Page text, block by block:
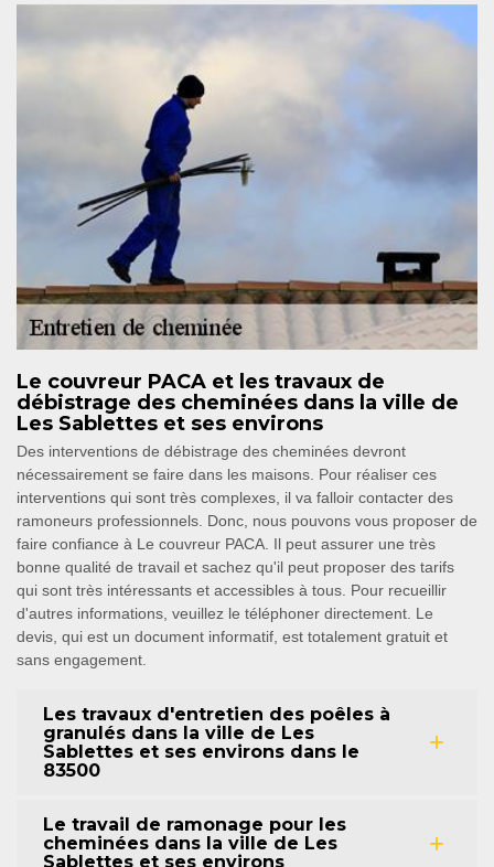
Le couvreur PACA et les travaux de
débistrage des cheminées dans la ville de
Les Sablettes et ses environs
Des interventions de débistrage des cheminées devront
nécessairement se faire dans les maisons. Pour réaliser ces
interventions qui sont très complexes, il va falloir contacter des
ramoneurs professionnels. Donc, nous pouvons vous proposer de
faire confiance à Le couvreur PACA. Il peut assurer une très
bonne qualité de travail et sachez qu'il peut proposer des tarifs
qui sont très intéressants et accessibles à tous. Pour recueillir
d'autres informations, veuillez le téléphoner directement. Le
devis, qui est un document informatif, est totalement gratuit et
sans engagement.
Les travaux d'entretien des poêles à
granulés dans la ville de Les
Sablettes et ses environs dans le
83500
Le travail de ramonage pour les
cheminées dans la ville de Les
Sablettes et ses environs